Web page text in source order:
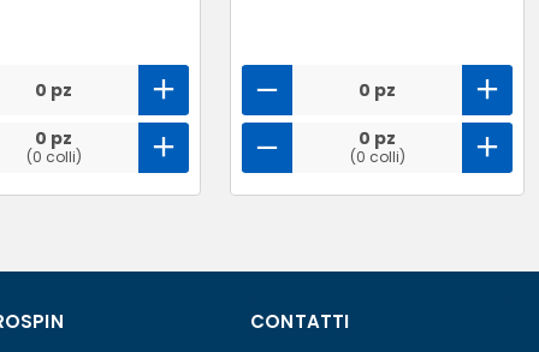
0 pz
0 pz
(0 colli)
0 pz
0 pz
(0 colli)
CONTATTI